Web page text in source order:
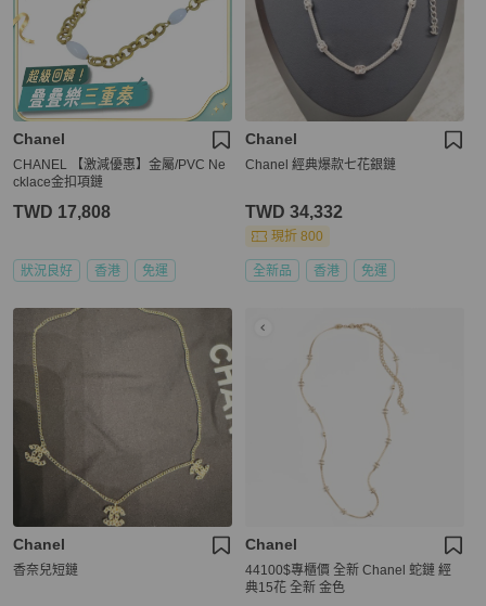
Chanel
CHANEL 【激減優惠】金屬/PVC Ne
cklace金扣項鏈
TWD 17,808
狀況良好 香港 免運
Chanel
Chanel 經典爆款七花銀鏈
TWD 34,332
現折 800
全新品 香港 免運
Chanel
香奈兒短鏈
Chanel
44100$專櫃價 全新 Chanel 蛇鏈 經
典15花 全新 金色